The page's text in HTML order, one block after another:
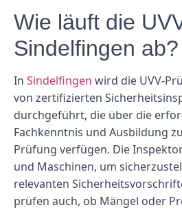
Wie läuft die
Sindelfingen ab?
In Sindelfingen wird die UVV-
von zertifizierten
durchgeführt, die über die
Fachkenntnis und Ausbildung
Prüfung verfügen. Die
und Maschinen, um
relevanten
prüfen auch, ob Mängel oder